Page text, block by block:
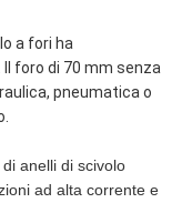
a fori ha
foro di 70 mm senza
pneumatica o
anelli di scivolo
ad alta corrente e